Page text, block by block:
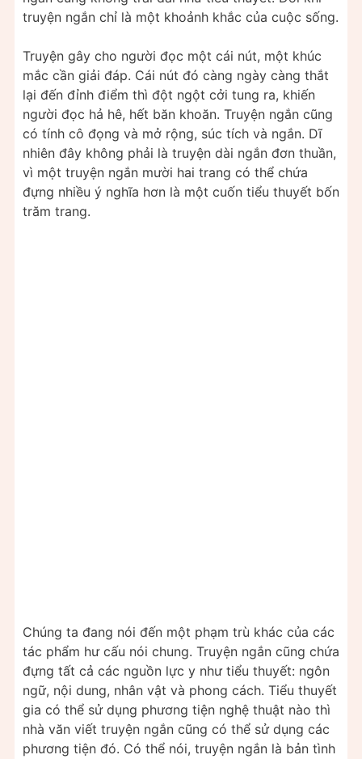
truyện ngắn chỉ là một khoảnh khắc của cuộc sống.
Truyện gây cho người đọc một cái nút, một khúc
mắc cần giải đáp. Cái nút đó càng ngày càng thắt
lại đến đỉnh điểm thì đột ngột cởi tung ra, khiến
người đọc hả hê, hết băn khoăn. Truyện ngắn cũng
có tính cô đọng và mở rộng, súc tích và ngắn. Dĩ
nhiên đây không phải là truyện dài ngắn đơn thuần,
vì một truyện ngắn mười hai trang có thể chứa
đựng nhiều ý nghĩa hơn là một cuốn tiểu thuyết bốn
trăm trang.
Chúng ta đang nói đến một phạm trù khác của các
tác phẩm hư cấu nói chung. Truyện ngắn cũng chứa
đựng tất cả các nguồn lực y như tiểu thuyết: ngôn
ngữ, nội dung, nhân vật và phong cách. Tiểu thuyết
gia có thể sử dụng phương tiện nghệ thuật nào thì
nhà văn viết truyện ngắn cũng có thể sử dụng các
phương tiện đó. Có thể nói, truyện ngắn là bản tình